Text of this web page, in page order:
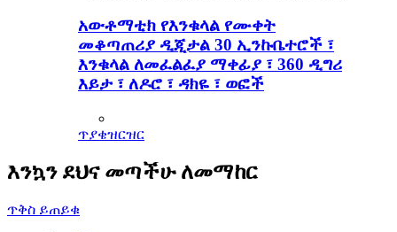
አውቶማቲክ የእንቁላል የሙቀት
መቆጣጠሪያ ዲጂታል 30 ኢንኩቤተሮች ፣
እንቁላል ለመፈልፈያ ማቀፊያ ፣ 360 ዲግሪ
እይታ ፣ ለዶሮ ፣ ዳክዬ ፣ ወፎች
ጥያቄዝርዝር
እንኳን ደህና መጣችሁ ለመማከር
ጥቅስ ይጠይቁ